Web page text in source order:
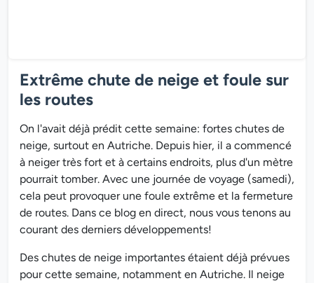
0
Extrême chute de neige et foule sur
les routes
On l'avait déjà prédit cette semaine: fortes chutes de
neige, surtout en Autriche. Depuis hier, il a commencé
à neiger très fort et à certains endroits, plus d'un mètre
pourrait tomber. Avec une journée de voyage (samedi),
cela peut provoquer une foule extrême et la fermeture
de routes. Dans ce blog en direct, nous vous tenons au
courant des derniers développements!
Des chutes de neige importantes étaient déjà prévues
pour cette semaine, notamment en Autriche. Il neige